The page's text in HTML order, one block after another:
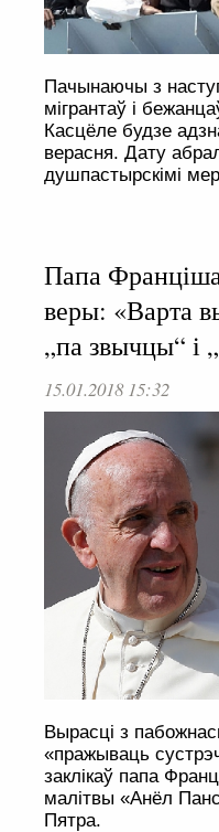
Пачынаючы з
мігрантаў і
Касцёле будзе
верасня. Дату
душпастырскімі
Папа
веры: «Варта
„па звычцы“ і
15.01.2018 15:32
Вырасці з
«пражываць
заклікаў папа
малітвы «Анёл
Пятра.